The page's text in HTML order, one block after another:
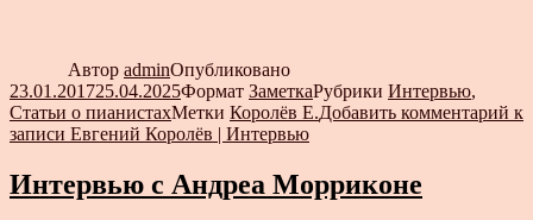
Автор adminОпубликовано
23.01.201725.04.2025Формат ЗаметкаРубрики Интервью,
Статьи о пианистахМетки Королёв Е.Добавить комментарий к
записи Евгений Королёв | Интервью
Интервью с Андреа Морриконе